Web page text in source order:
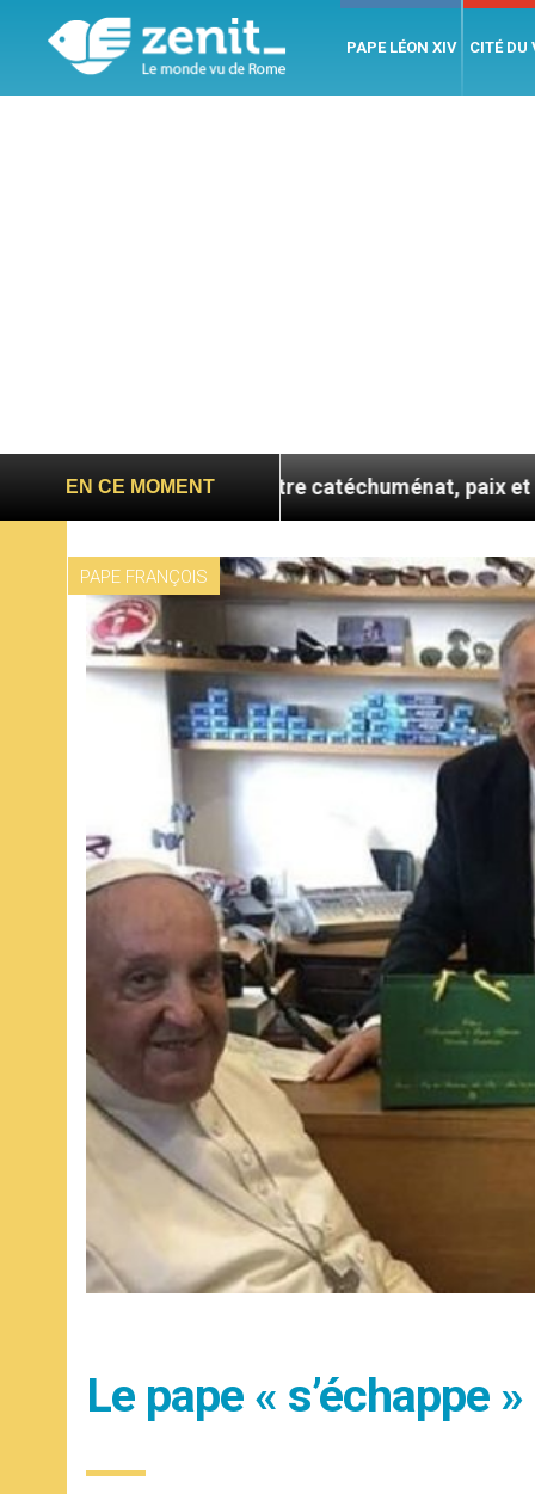
PAPE LÉON XIV CITÉ DU
EN CE MOMENT
confie : entre catéchuménat, paix et défis
PAPE FRANÇOIS
Le pape « s’échappe